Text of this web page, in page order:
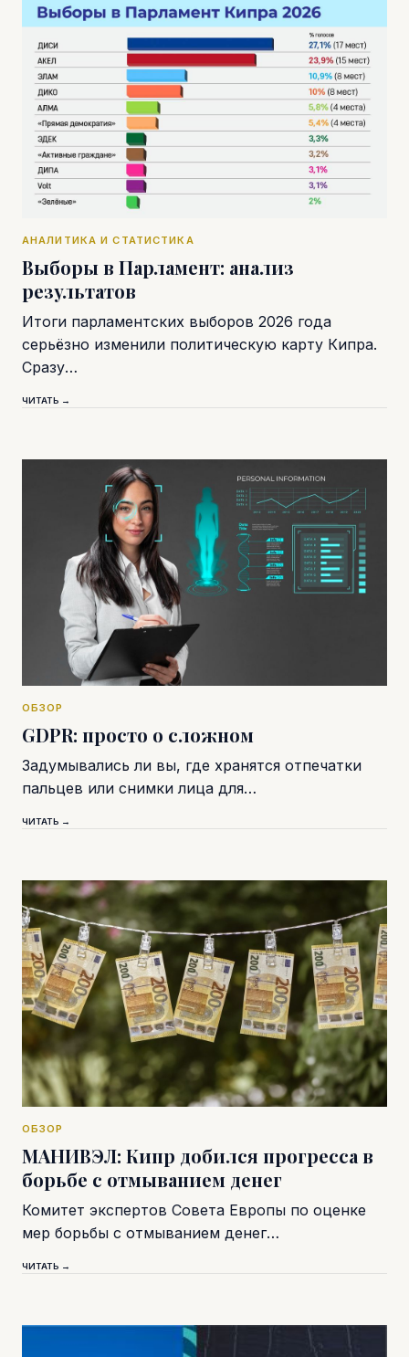
АНАЛИТИКА И СТАТИСТИКА
Выборы в Парламент: анализ
результатов
Итоги парламентских выборов 2026 года
серьёзно изменили политическую карту Кипра.
Сразу…
ЧИТАТЬ →
ОБЗОР
GDPR: просто о сложном
Задумывались ли вы, где хранятся отпечатки
пальцев или снимки лица для…
ЧИТАТЬ →
ОБЗОР
МАНИВЭЛ: Кипр добился прогресса в
борьбе с отмыванием денег
Комитет экспертов Совета Европы по оценке
мер борьбы с отмыванием денег…
ЧИТАТЬ →